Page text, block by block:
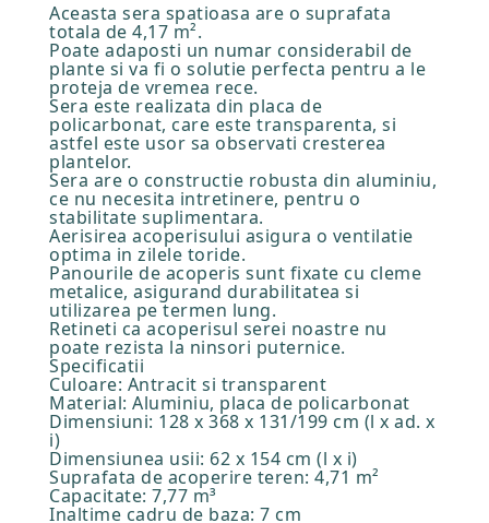
Aceasta sera spatioasa are o suprafata
totala de 4,17 m².
Poate adaposti un numar considerabil de
plante si va fi o solutie perfecta pentru a le
proteja de vremea rece.
Sera este realizata din placa de
policarbonat, care este transparenta, si
astfel este usor sa observati cresterea
plantelor.
Sera are o constructie robusta din aluminiu,
ce nu necesita intretinere, pentru o
stabilitate suplimentara.
Aerisirea acoperisului asigura o ventilatie
optima in zilele toride.
Panourile de acoperis sunt fixate cu cleme
metalice, asigurand durabilitatea si
utilizarea pe termen lung.
Retineti ca acoperisul serei noastre nu
poate rezista la ninsori puternice.
Specificatii
Culoare: Antracit si transparent
Material: Aluminiu, placa de policarbonat
Dimensiuni: 128 x 368 x 131/199 cm (l x ad. x
i)
Dimensiunea usii: 62 x 154 cm (l x i)
Suprafata de acoperire teren: 4,71 m²
Capacitate: 7,77 m³
Inaltime cadru de baza: 7 cm